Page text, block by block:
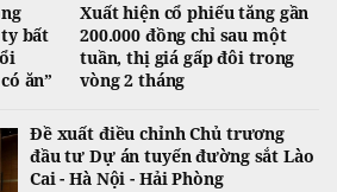
bất
ăn”
Xuất hiện cổ phiếu tăng gần
200.000 đồng chỉ sau một
tuần, thị giá gấp đôi trong
vòng 2 tháng
Đề xuất điều chỉnh Chủ trương
đầu tư Dự án tuyến đường sắt Lào
Cai - Hà Nội - Hải Phòng